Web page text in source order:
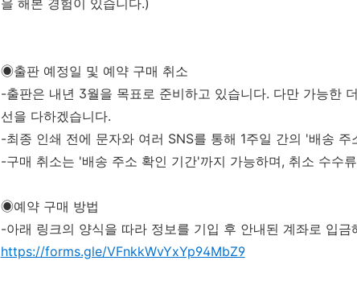
을 해본 경험이 있습니다.)
◉출판 예정일 및 예약 구매 취소
-출판은 내년 3월을 목표로 준비하고 있습니다. 다만 가능한
선을 다하겠습니다.
-최종 인쇄 전에 문자와 여러 SNS를 통해 1주일 간의 '배송
-구매 취소는 '배송 주소 확인 기간'까지 가능하며, 취소 수수
◉예약 구매 방법
-아래 링크의 양식을 따라 정보를 기입 후 안내된 계좌로 입금
https://forms.gle/VFnkkWvYxYp94MbZ9